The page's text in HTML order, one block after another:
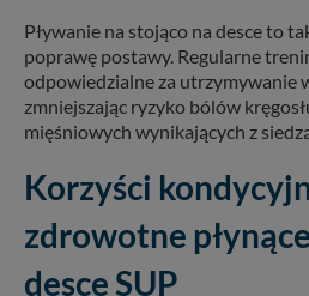
Pływanie na stojąco na desce to
poprawę postawy. Regularne
odpowiedzialne za utrzymywanie
zmniejszając ryzyko bólów
mięśniowych wynikających z
Korzyści
zdrowotne
desce SUP